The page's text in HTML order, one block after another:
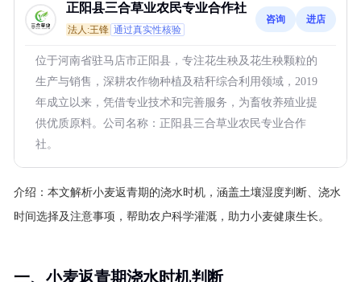
正阳县三合草业农民专业合作社
法人:王锋 通过真实性核验
咨询 进店
位于河南省驻马店市正阳县，专注花生秧及花生秧颗粒的
生产与销售，深耕农作物种植及秸秆综合利用领域，2019
年成立以来，凭借专业技术和完善服务，为畜牧养殖业提
供优质原料。公司名称：正阳县三合草业农民专业合作
社。
介绍： 本文解析小麦返青期的浇水时机，涵盖土壤湿度判断、浇水
时间选择及注意事项，帮助农户科学灌溉，助力小麦健康生长。
一、小麦返青期浇水时机判断